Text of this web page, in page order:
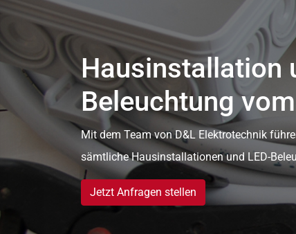
Hausinstallation
Beleuchtung
Mit dem Team von D&L Elektrotechnik
sämtliche Hausinstallationen und LED-
Jetzt Anfragen stellen
Modus
Profil